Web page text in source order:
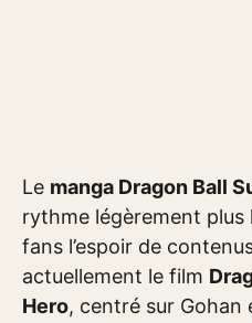
Le manga Dragon Ball
rythme légèrement
fans l’espoir de
actuellement le film
Hero, centré sur Gohan